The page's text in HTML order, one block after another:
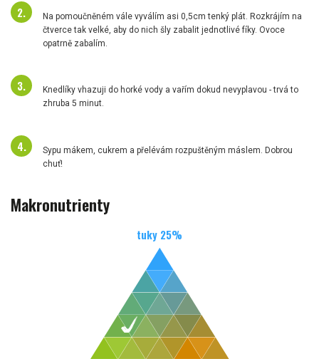
Na pomoučněném vále vyválím asi 0,5cm tenký plát. Rozkrájím na
čtverce tak velké, aby do nich šly zabalit jednotlivé fíky. Ovoce
opatrně zabalím.
Knedlíky vhazuji do horké vody a vařím dokud nevyplavou - trvá to
zhruba 5 minut.
Sypu mákem, cukrem a přelévám rozpuštěným máslem. Dobrou
chuť!
Makronutrienty
tuky 25%